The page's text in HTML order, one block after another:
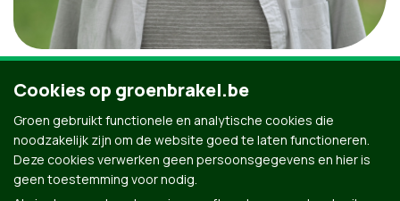
Guido De Groote
Vrijwilliger Groen Brakel
Cookies op groenbrakel.be
Groen gebruikt functionele en analytische cookies die
noodzakelijk zijn om de website goed te laten functioneren.
Deze cookies verwerken geen persoonsgegevens en hier is
geen toestemming voor nodig.